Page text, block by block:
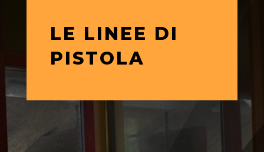
LE LINEE DI
PISTOLA